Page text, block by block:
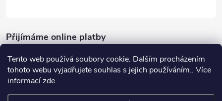
Tento web používá soubory cookie. Dalším procházením
tohoto webu vyjadřujete souhlas s jejich používáním.. Více
informacízde.
Přijímáme online platby